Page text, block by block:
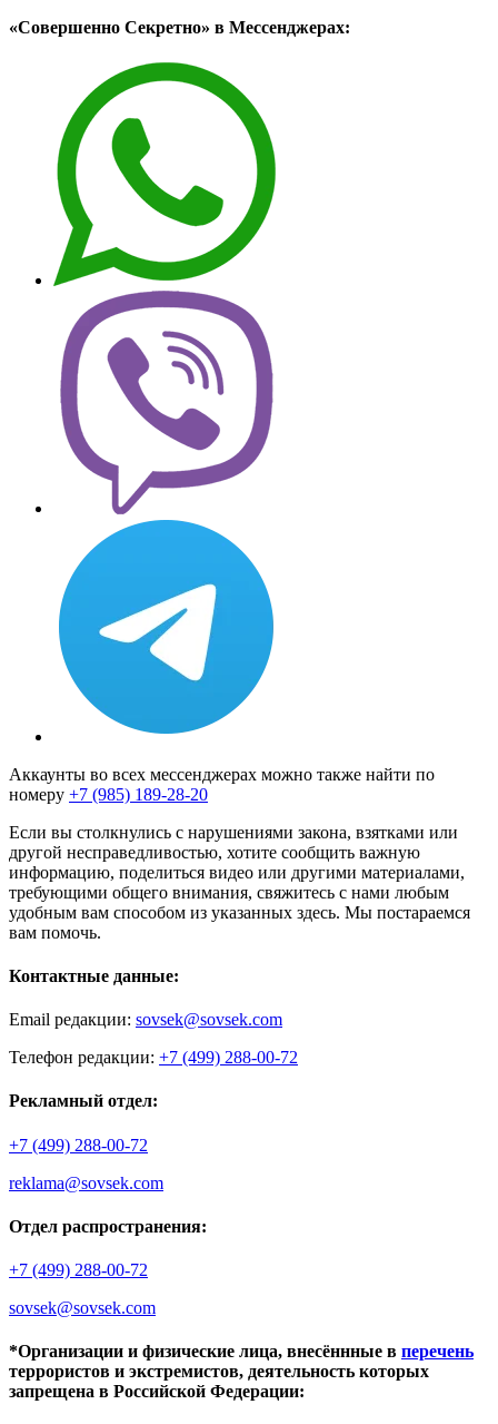
«Совершенно Секретно» в Мессенджерах:
Аккаунты во всех мессенджерах можно также найти по
номеру +7 (985) 189-28-20
Если вы столкнулись с нарушениями закона, взятками или
другой несправедливостью, хотите сообщить важную
информацию, поделиться видео или другими материалами,
требующими общего внимания, свяжитесь с нами любым
удобным вам способом из указанных здесь. Мы постараемся
вам помочь.
Контактные данные:
Email редакции: sovsek@sovsek.com
Телефон редакции: +7 (499) 288-00-72
Рекламный отдел:
+7 (499) 288-00-72
reklama@sovsek.com
Отдел распространения:
+7 (499) 288-00-72
sovsek@sovsek.com
*Организации и физические лица, внесённные в перечень
террористов и экстремистов, деятельность которых
запрещена в Российской Федерации: